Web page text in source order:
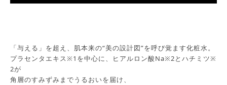
「与える」を超え、肌本来の“美の設計図”を呼び覚ます化粧水。
プラセンタエキス※1を中心に、ヒアルロン酸Na※2とハチミツ※
2が
角層のすみずみまでうるおいを届け、